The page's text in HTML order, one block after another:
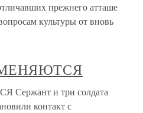
прежнего атташе
культуры от вновь
МЕНЯЮТСЯ
и три солдата
контакт с